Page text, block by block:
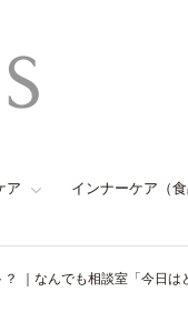
ア インナーケア（食
｜なんでも相談室「今日